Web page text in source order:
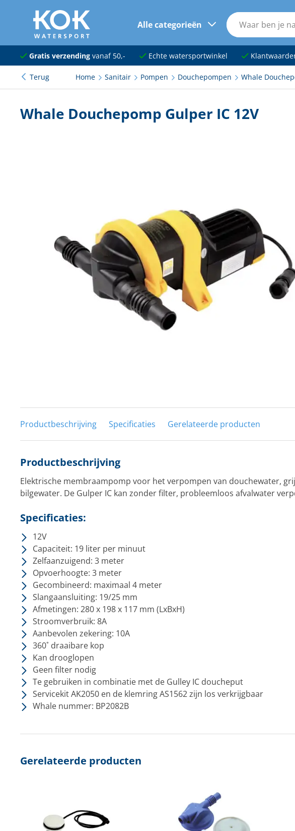
naar hoofdinhoud
Alle categorieën
Navigatie
Dekuitrusting
Onderhoud en verf
Techniek en motor
Tuigage en dekbeslag
Boten, toebehoren en fun
Gratis verzendingvanaf 50,- Echte watersportwinkel
Terug Home Sanitair Pompen Douchepompen Whale
Whale Douchepomp Gulper IC 12V
Productbeschrijving Specificaties Gerelateerde producten
Productbeschrijving
Elektrische membraampomp voor het verpompen van douchewater,
bilgewater. De Gulper IC kan zonder filter, probleemloos afvalwater
Specificaties:
12V
Capaciteit: 19 liter per minuut
Zelfaanzuigend: 3 meter
Opvoerhoogte: 3 meter
Gecombineerd: maximaal 4 meter
Slangaansluiting: 19/25 mm
Afmetingen: 280 x 198 x 117 mm (LxBxH)
Stroomverbruik: 8A
Aanbevolen zekering: 10A
360˚ draaibare kop
Kan drooglopen
Geen filter nodig
Te gebruiken in combinatie met de Gulley IC doucheput
Servicekit AK2050 en de klemring AS1562 zijn los verkrijgbaar
Whale nummer: BP2082B
Gerelateerde producten